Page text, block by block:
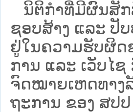
ນິ​ຕິ​ກຳ​ທີ່​ມີ​ຜົນ​ສັກ​
ຊອບ​ສ້າງ ແລະ ປັ
ຢູ່ໃນຄວາມຮັບຜິດ
ການ ແລະ ເວັບໄ
ຈົດໝາຍເຫດທາງ
ຖະ​ການ ຂອງ ສປ​